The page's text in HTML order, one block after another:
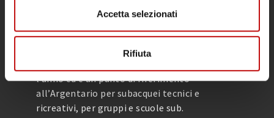
Accetta selezionati
Rifiuta
l’anno ed è un punto di riferimento
all’Argentario per subacquei tecnici e
ricreativi, per gruppi e scuole sub.